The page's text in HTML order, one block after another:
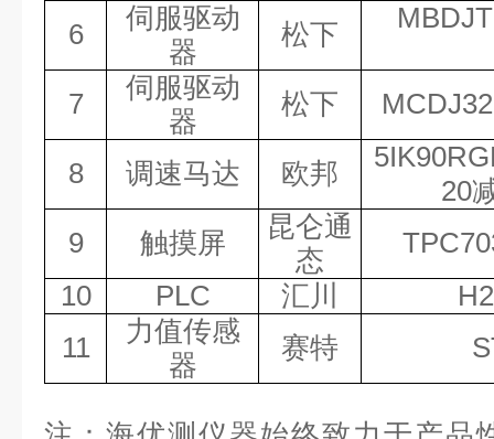
6
伺服驱动
器
松下
7
伺服驱动
器
松下
8 调速马达 欧邦
20
9
触摸屏
昆仑通
态
10
PLC 汇川
11
力值传感
器
赛特